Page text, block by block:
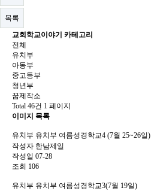
목록
교회학교이야기 카테고리
전체
유치부
아동부
중고등부
청년부
꿈제작소
Total 46건 1 페이지
이미지 목록
유치부 유치부 여름성경학교4 (7월 25~26일)
작성자 한남제일
작성일 07-28
조회 106
유치부 유치부 여름성경학교3(7월 19일)